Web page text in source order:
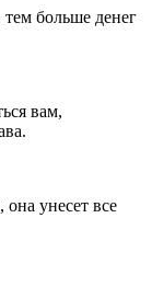
больше денег
вам,
унесет все